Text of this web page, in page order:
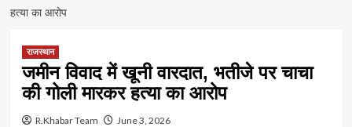
हत्या का आरोप
राजस्थान
जमीन विवाद में खूनी वारदात, भतीजे पर चाचा
की गोली मारकर हत्या का आरोप
R.Khabar Team June 3, 2026